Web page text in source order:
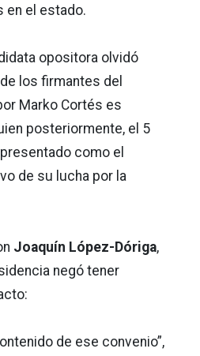
en el estado.
opositora olvidó
los firmantes del
Marko Cortés es
posteriormente, el 5
como el
de su lucha por la
Joaquín López-Dóriga,
negó tener
de ese convenio”,